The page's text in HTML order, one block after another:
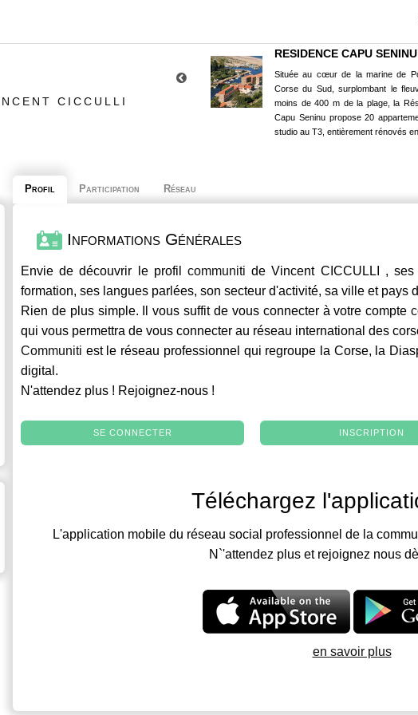
CICCULLI
RESIDENCE CAPU SENINU
Située au cœur de la marine de
Corse du Sud, surplombant le
moins de 400 m de la plage, la
Capu Seninu propose 20
studio au T3, entièrement rénovés
Profil Participation Réseau
Informations Générales
Envie de découvrir le profil communiti de Vincent CICCULLI ,
formation, ses langues parlées, son secteur d'activité, sa ville et pays
Rien de plus simple. Il vous suffit de vous connecter à votre compte
qui vous permettra de vous connecter au réseau international des
Communiti est le réseau professionnel qui regroupe la Corse, la
digital.
N'attendez plus ! Rejoignez-nous !
SE CONNECTER INSCRIPTION
Téléchargez
L'application mobile du réseau social professionnel de la
N`'attendez plus et rejoignez nous
en savoir plus